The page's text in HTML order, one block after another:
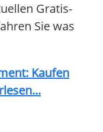
Gratis-
Sie was
Kaufen